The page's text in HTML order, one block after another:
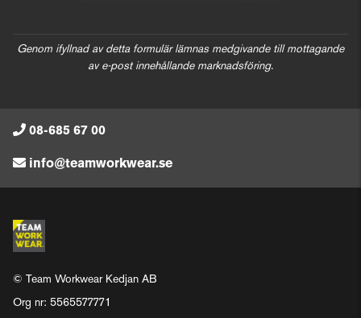
Genom ifyllnad av detta formulär lämnas medgivande till mottagande
av e-post innehållande marknadsföring.
08-685 67 00
info@teamworkwear.se
© Team Workwear Kedjan AB
Org nr: 5565577771